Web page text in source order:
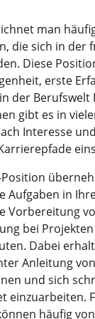
man
die sich in der
Diese
erste
der Berufswelt
gibt es in
Interesse
Aufgaben in
Vorbereitung
bei
Dabei
Anleitung
und sich
einzuarbeiten.
häufig